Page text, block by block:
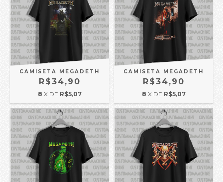
CAMISETA MEGADETH
R$34,90
8 X DE R$5,07
CAMISETA MEGADETH
R$34,90
8 X DE R$5,07